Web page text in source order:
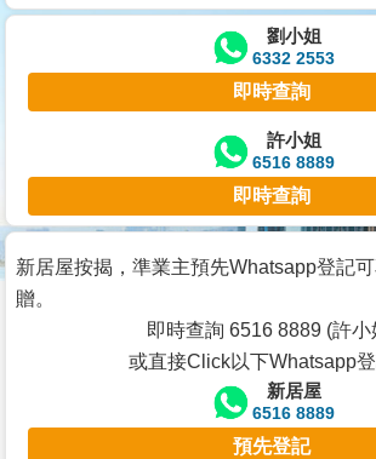
交
業
主
宅
谷
按
劉小姐
6332 2553
即時查詢
許小姐
6516 8889
即時查詢
新居屋按揭，準業主預先Whatsapp登記
贈。
即時查詢 6516 8889 (許小
或直接Click以下Whatsapp登
新居屋
6516 8889
預先登記